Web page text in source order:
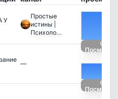
У
Простые
истины |
Психоло…
—